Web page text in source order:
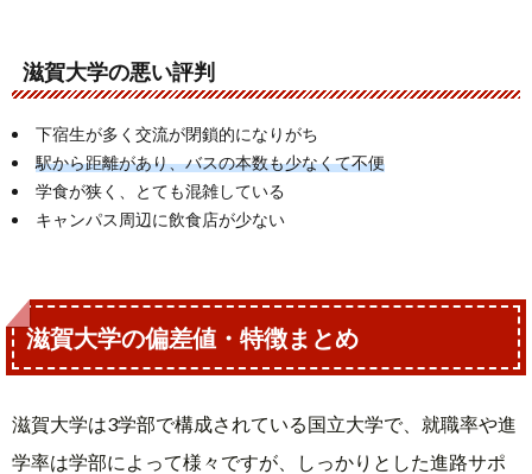
滋賀大学の悪い評判
下宿生が多く交流が閉鎖的になりがち
駅から距離があり、バスの本数も少なくて不便
学食が狭く、とても混雑している
キャンパス周辺に飲食店が少ない
滋賀大学の偏差値・特徴まとめ
滋賀大学は3学部で構成されている国立大学で、就職率や進
学率は学部によって様々ですが、しっかりとした進路サポ